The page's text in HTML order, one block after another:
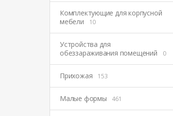
Комплектующие для корпусной
мебели
10
Устройства для
обеззараживания помещений
0
Прихожая 153
Малые формы 461